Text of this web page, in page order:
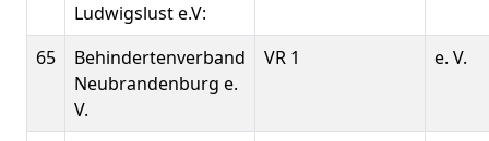
Ludwigslust e.V:
65
Behindertenverband
Neubrandenburg e.
V.
VR 1 e. V.